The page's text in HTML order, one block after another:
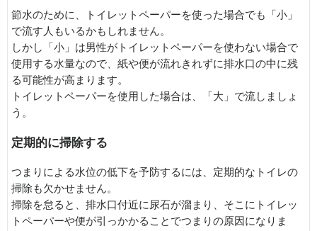
節水のために、トイレットペーパーを使った場合でも「小」
で流す人もいるかもしれません。
しかし「小」は男性がトイレットペーパーを使わない場合で
使用する水量なので、紙や便が流れきれずに排水口の中に残
る可能性が高まります。
トイレットペーパーを使用した場合は、「大」で流しましょ
う。
定期的に掃除する
つまりによる水位の低下を予防するには、定期的なトイレの
掃除も欠かせません。
掃除を怠ると、排水口付近に尿石が溜まり、そこにトイレッ
トペーパーや便が引っかかることでつまりの原因になりま